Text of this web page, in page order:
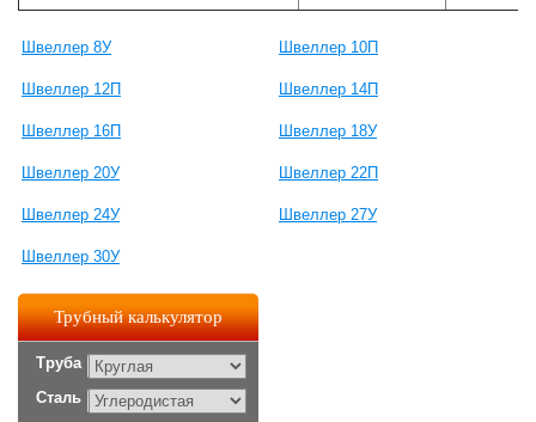
Швеллер 8У Швеллер 10П
Швеллер 12П Швеллер 14П
Швеллер 16П Швеллер 18У
Швеллер 20У Швеллер 22П
Швеллер 24У Швеллер 27У
Швеллер 30У
Трубный калькулятор
Труба
Сталь